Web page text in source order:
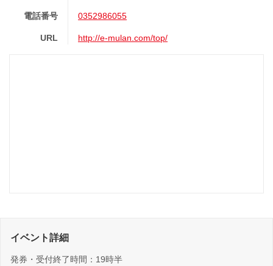
電話番号 0352986055
URL http://e-mulan.com/top/
イベント詳細
発券・受付終了時間：19時半